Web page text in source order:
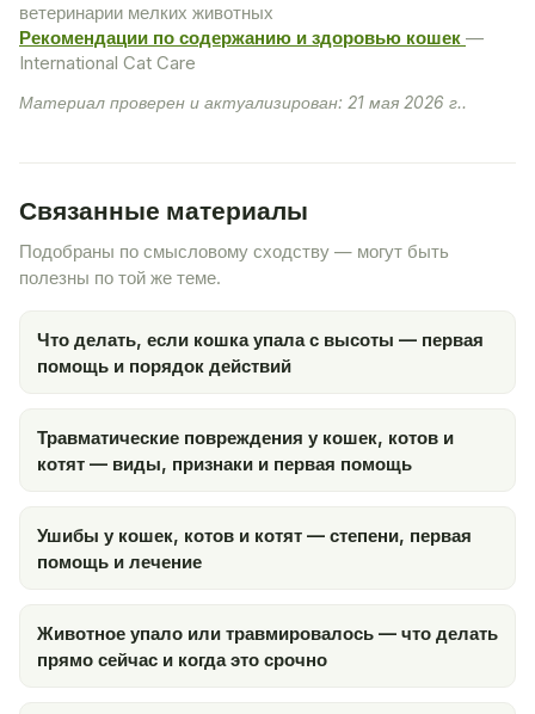
ветеринарии мелких животных
Рекомендации по содержанию и здоровью кошек —
International Cat Care
Материал проверен и актуализирован: 21 мая 2026 г..
Связанные материалы
Подобраны по смысловому сходству — могут быть
полезны по той же теме.
Что делать, если кошка упала с высоты — первая
помощь и порядок действий
Травматические повреждения у кошек, котов и
котят — виды, признаки и первая помощь
Ушибы у кошек, котов и котят — степени, первая
помощь и лечение
Животное упало или травмировалось — что делать
прямо сейчас и когда это срочно